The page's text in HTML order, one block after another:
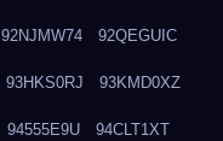
92NJMW74 92QEGUIC
93HKS0RJ 93KMD0XZ
94555E9U 94CLT1XT